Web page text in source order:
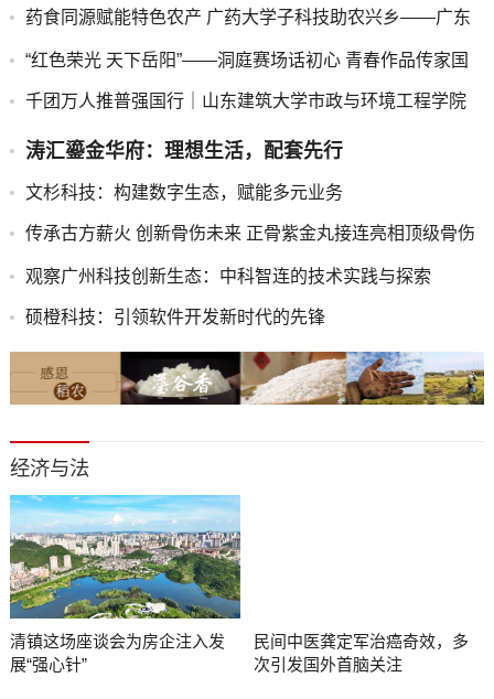
药食同源赋能特色农产 广药大学子科技助农兴乡——广东
期三下乡实践
“红色荣光 天下岳阳”——洞庭赛场话初心 青春作品传家国
千团万人推普强国行｜山东建筑大学市政与环境工程学院
​涛汇鎏金华府：理想生活，配套先行
​文杉科技：构建数字生态，赋能多元业务
​传承古方薪火 创新骨伤未来 正骨紫金丸接连亮相顶级骨伤
​观察广州科技创新生态：中科智连的技术实践与探索
​硕橙科技：引领软件开发新时代的先锋
经济与法
清镇这场座谈会为房企注入发
展“强心针”
民间中医龚定军治癌奇效，多
次引发国外首脑关注